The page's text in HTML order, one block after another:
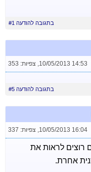
בתגובה להודעה #1
10/05/2013 14:53
, צפיות: 353
בתגובה להודעה #5
10/05/2013 16:04
, צפיות: 337
רוצים לראות את
אחרת.